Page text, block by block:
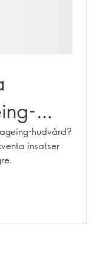
hudvård?
insatser